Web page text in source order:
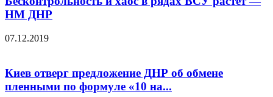
НМ ДНР
07.12.2019
Киев отверг предложение ДНР об обмене
пленными по формуле «10 на...